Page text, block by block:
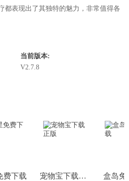
都表现出了其独特的魅力，非常值得各
当前版本:
V2.7.8
费下载
宠物宝下载正版
盒岛免